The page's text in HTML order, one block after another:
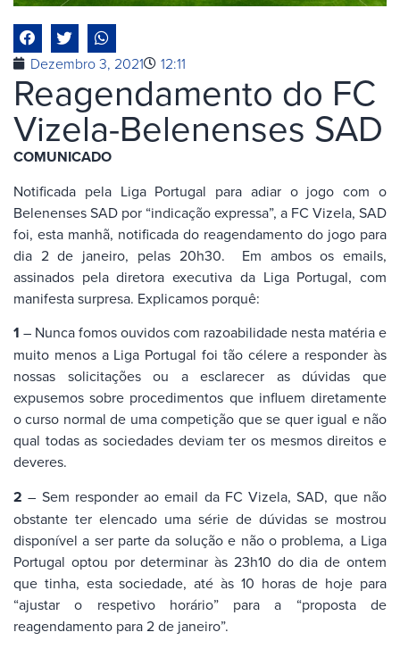
Dezembro 3, 2021 12:11
Reagendamento do FC
Vizela-Belenenses SAD
COMUNICADO
Notificada pela Liga Portugal para adiar o jogo com o
Belenenses SAD por “indicação expressa”, a FC Vizela, SAD
foi, esta manhã, notificada do reagendamento do jogo para
dia 2 de janeiro, pelas 20h30. Em ambos os emails,
assinados pela diretora executiva da Liga Portugal, com
manifesta surpresa. Explicamos porquê:
1 – Nunca fomos ouvidos com razoabilidade nesta matéria e
muito menos a Liga Portugal foi tão célere a responder às
nossas solicitações ou a esclarecer as dúvidas que
expusemos sobre procedimentos que influem diretamente
o curso normal de uma competição que se quer igual e não
qual todas as sociedades deviam ter os mesmos direitos e
deveres.
2 – Sem responder ao email da FC Vizela, SAD, que não
obstante ter elencado uma série de dúvidas se mostrou
disponível a ser parte da solução e não o problema, a Liga
Portugal optou por determinar às 23h10 do dia de ontem
que tinha, esta sociedade, até às 10 horas de hoje para
“ajustar o respetivo horário” para a “proposta de
reagendamento para 2 de janeiro”.